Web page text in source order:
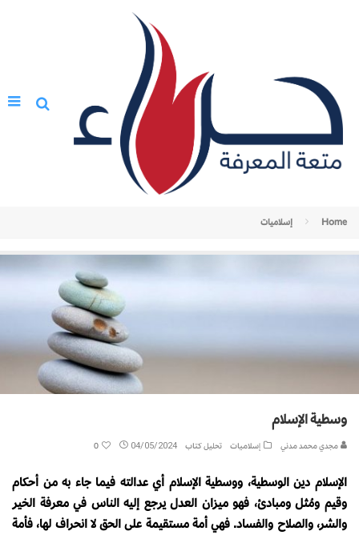
Home إسلاميات
وسطية الإسلام
مجدي محمد مدني إسلاميات تحليل كتاب 04/05/2024
0
الإسلام دين الوسطية، ووسطية الإسلام أي عدالته فيما جاء به من أحكام
وقيم ومُثل ومبادئ، فهو ميزان العدل يرجع إليه الناس في معرفة الخير
والشر، والصلاح والفساد. فهي أمة مستقيمة على الحق لا انحراف لها، فأمة